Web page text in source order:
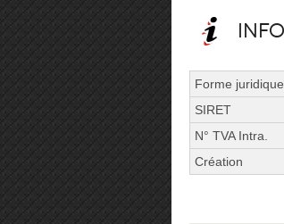
Forme juridique
SIRET
N° TVA Intra.
Création